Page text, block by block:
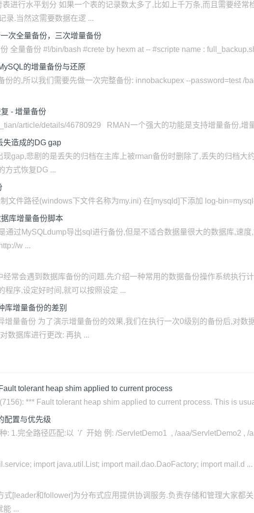
进行水平划分 如果一个表的记录数太多了,比如上千万条,而且需要经
录.当然这需要数据在逻 ...
次全量备份，三次增量备份
全量备份 #!/bin/bash #crete by hexm at -- #scripte name :
的增量备份与还原
份的,所以我们需要先做一次完整备份: innobackupex --password=test /
- 增量备份
article/details/46780929 RMAN一个强大的功能是支持增量备份,增
失造成的DG gap
gap,悲剧的是丢失的归档在主库上被rman备份时删除了,丢失的归档大
方式恢复DG ...
文件路径(windows下文件名称为my.ini) 在[mysqld]下添加 log-
库增量备份脚本
通过MySQLdump导出sql进行备份,但是不适合数据量很大的数据库,速
w ...
经常会遇到数据库备份的问题.先介绍一种常用的数据备份操作系统执行
程序,设定好时间,就可以按照设定 ...
库增量备份的差别
增量备份 为了演示增量备份的效果,我们在执行一次0级别的备份后,对数
数据库进行更改: 再执 ...
tolerant heap shim applied to current process
*** Fault tolerant heap shim applied to current process. This is
配置与优先级
: 1.完全路径匹配:以 '/' 开始 例: /ServletDemo1 , /aaa/ServletDemo2 , /
import java.util.List; import mail.dao.DaoFactory; import mail.d ...
式[leader和follower]为分布式应用提供协调服务.负责存储和管理大家都
能 ...